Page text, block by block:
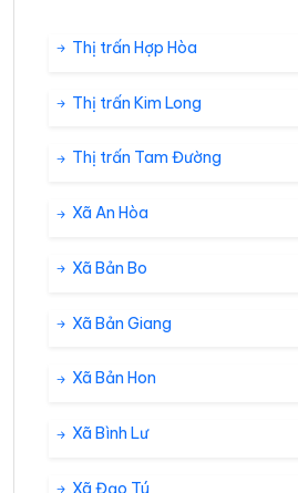
Thị trấn Hợp Hòa
Thị trấn Kim Long
Thị trấn Tam Đường
Xã An Hòa
Xã Bản Bo
Xã Bản Giang
Xã Bản Hon
Xã Bình Lư
Xã Đạo Tú